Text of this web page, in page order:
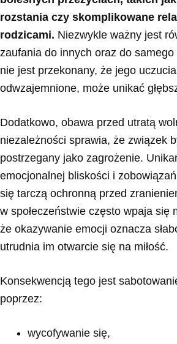
rozstania czy skomplikowane
rodzicami. Niezwykle ważny jest
zaufania do innych oraz do
nie jest przekonany, że jego
odwzajemnione, może unikać
Dodatkowo, obawa przed utratą
niezależności sprawia, że związek
postrzegany jako zagrożenie.
emocjonalnej bliskości i
się tarczą ochronną przed
w społeczeństwie często wpaja się
że okazywanie emocji oznacza
utrudnia im otwarcie się na miłość.
Konsekwencją tego jest
poprzez:
wycofywanie się,